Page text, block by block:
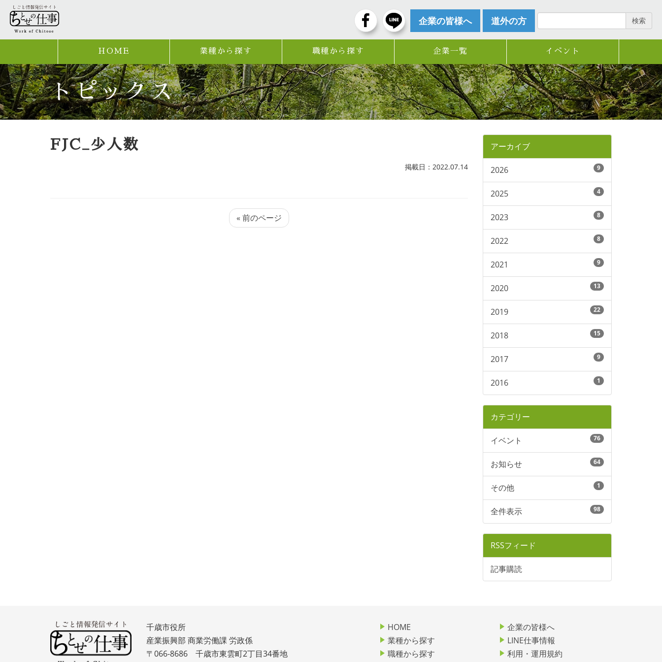
企業の皆様へ 道外の方 検索
HOME 業種から探す 職種から探す 企業一覧 イベント
トピックス
FJC_少人数
掲載日：2022.07.14
« 前のページ
アーカイブ
2026 9
2025 4
2023 8
2022 8
2021 9
2020 13
2019 22
2018 15
2017 9
2016 1
カテゴリー
イベント 76
お知らせ 64
その他 1
全件表示 98
RSSフィード
記事購読
千歳市役所
産業振興部 商業労働課 労政係
〒066-8686 千歳市東雲町2丁目34番地
HOME
業種から探す
職種から探す
企業の皆様へ
LINE仕事情報
利用・運用規約